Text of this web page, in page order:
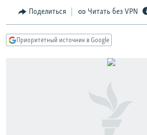
Вернутся
главной
навигации
МНЕНИЯ
IDEL.РЕАЛИИ
Поделиться Читать без VPN
Приоритетный источник в Google